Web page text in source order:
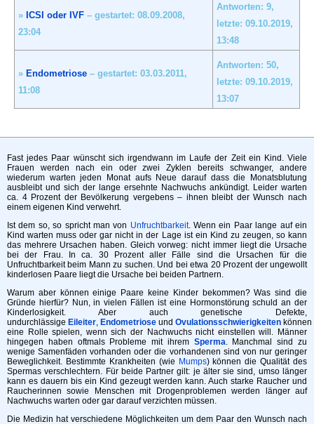
» ICSI oder IVF – gestartet: 08.09.2008,
23:04
Antworten: 9,
letzte: 09.10.2019,
13:48
» Endometriose – gestartet: 03.03.2011,
11:08
Antworten: 50,
letzte: 09.10.2019,
13:07
Fast jedes Paar wünscht sich irgendwann im Laufe der Zeit ein Kind. Viele
Frauen werden nach ein oder zwei Zyklen bereits schwanger, andere
wiederum warten jeden Monat aufs Neue darauf dass die Monatsblutung
ausbleibt und sich der lange ersehnte Nachwuchs ankündigt. Leider warten
ca. 4 Prozent der Bevölkerung vergebens – ihnen bleibt der Wunsch nach
einem eigenen Kind verwehrt.
Ist dem so, so spricht man von Unfruchtbarkeit. Wenn ein Paar lange auf ein
Kind warten muss oder gar nicht in der Lage ist ein Kind zu zeugen, so kann
das mehrere Ursachen haben. Gleich vorweg: nicht immer liegt die Ursache
bei der Frau. In ca. 30 Prozent aller Fälle sind die Ursachen für die
Unfruchtbarkeit beim Mann zu suchen. Und bei etwa 20 Prozent der ungewollt
kinderlosen Paare liegt die Ursache bei beiden Partnern.
Warum aber können einige Paare keine Kinder bekommen? Was sind die
Gründe hierfür? Nun, in vielen Fällen ist eine Hormonstörung schuld an der
Kinderlosigkeit. Aber auch genetische Defekte,
undurchlässige Eileiter, Endometriose und Ovulationsschwierigkeiten können
eine Rolle spielen, wenn sich der Nachwuchs nicht einstellen will. Männer
hingegen haben oftmals Probleme mit ihrem Sperma. Manchmal sind zu
wenige Samenfäden vorhanden oder die vorhandenen sind von nur geringer
Beweglichkeit. Bestimmte Krankheiten (wie Mumps) können die Qualität des
Spermas verschlechtern. Für beide Partner gilt: je älter sie sind, umso länger
kann es dauern bis ein Kind gezeugt werden kann. Auch starke Raucher und
Raucherinnen sowie Menschen mit Drogenproblemen werden länger auf
Nachwuchs warten oder gar darauf verzichten müssen.
Die Medizin hat verschiedene Möglichkeiten um dem Paar den Wunsch nach